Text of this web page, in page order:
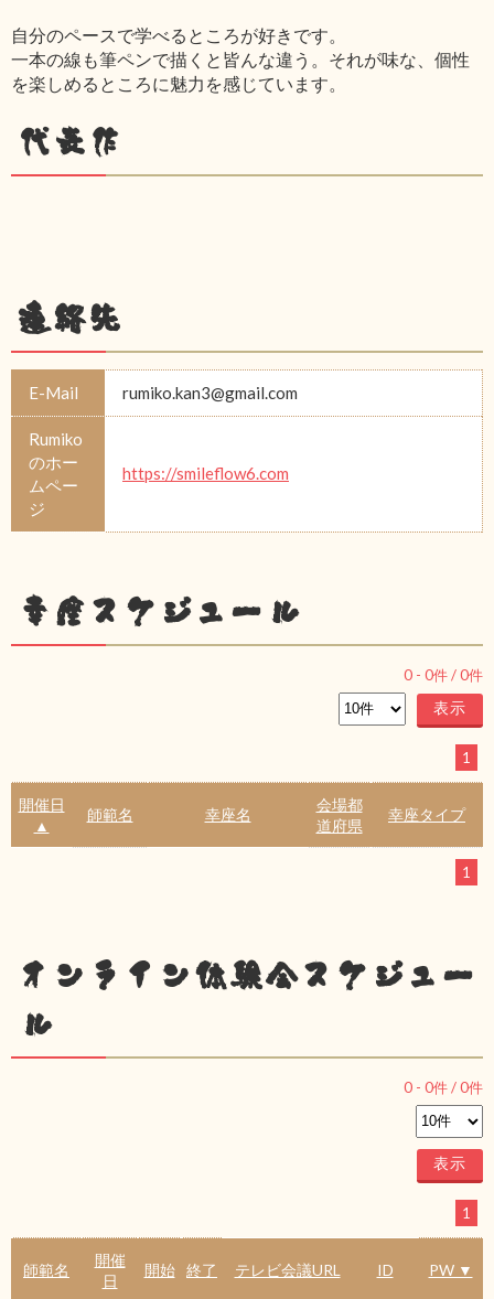
自分のペースで学べるところが好きです。
一本の線も筆ペンで描くと皆んな違う。それが味な、個性
を楽しめるところに魅力を感じています。
代表作
連絡先
E-Mail rumiko.kan3@gmail.com
Rumiko
のホー
ムペー
ジ
https://smileflow6.com
幸座スケジュール
0 - 0件 /0件
1
開催日
▲
師範名 幸座名
会場都
道府県
幸座タイプ
1
オンライン体験会スケジュー
ル
0 - 0件 /0件
1
師範名
開催
日
開始 終了 テレビ会議URL ID PW ▼